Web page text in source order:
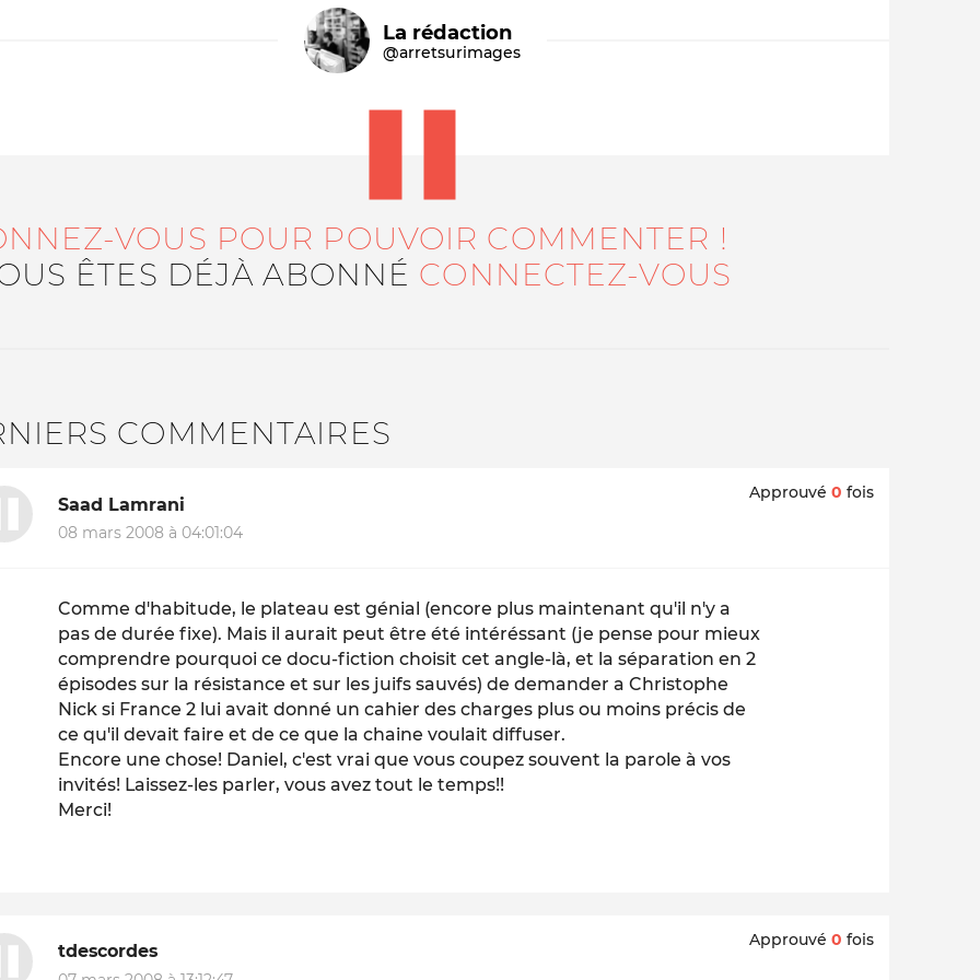
Le médiateur L'équipe Qui sommes-nous ?
La rédaction
@arretsurimages
VOUS POUR POUVOIR COMMENTER !
ÊTES DÉJÀ ABONNÉ CONNECTEZ-VOUS
COMMENTAIRES
Saad Lamrani
08 mars 2008 à 04:01:04
Approuvé 0 fois
Comme d'habitude, le plateau est génial (encore plus maintenant qu'il n'y a
pas de durée fixe). Mais il aurait peut être été intéréssant (je pense pour mieux
comprendre pourquoi ce docu-fiction choisit cet angle-là, et la séparation en 2
épisodes sur la résistance et sur les juifs sauvés) de demander a Christophe
Nick si France 2 lui avait donné un cahier des charges plus ou moins précis de
ce qu'il devait faire et de ce que la chaine voulait diffuser.
Encore une chose! Daniel, c'est vrai que vous coupez souvent la parole à vos
invités! Laissez-les parler, vous avez tout le temps!!
Merci!
tdescordes
Approuvé 0 fois